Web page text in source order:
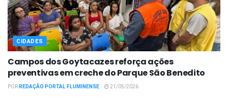
CIDADES
Campos dos Goytacazes reforça ações
preventivas em creche do Parque São Benedito
PORREDAÇÃO PORTAL FLUMINENSE 21/05/2026